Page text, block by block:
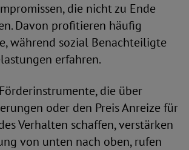
die nicht zu Ende
Davon profitieren häufig
während sozial Benachteiligte
erfahren.
die über
oder den Preis Anreize für
Verhalten schaffen, verstärken
von unten nach oben, rufen